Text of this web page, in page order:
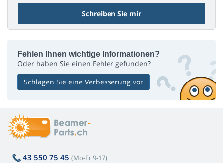
Schreiben Sie mir
Fehlen Ihnen wichtige Informationen?
Oder haben Sie einen Fehler gefunden?
Schlagen Sie eine Verbesserung vor
43 550 75 45 (Mo-Fr 9-17)